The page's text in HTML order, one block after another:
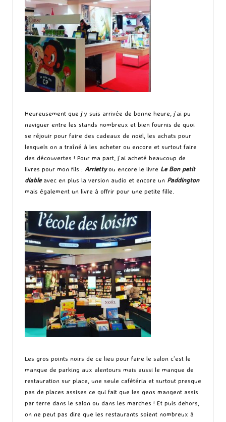
Heureusement que j’y suis arrivée de bonne heure, j’ai pu
naviguer entre les stands nombreux et bien fournis de quoi
se réjouir pour faire des cadeaux de noël, les achats pour
lesquels on a traîné à les acheter ou encore et surtout faire
des découvertes ! Pour ma part, j’ai acheté beaucoup de
livres pour mon fils : Arrietty ou encore le livre Le Bon petit
diable avec en plus la version audio et encore un Paddington
mais également un livre à offrir pour une petite fille.
Les gros points noirs de ce lieu pour faire le salon c’est le
manque de parking aux alentours mais aussi le manque de
restauration sur place, une seule cafétéria et surtout presque
pas de places assises ce qui fait que les gens mangent assis
par terre dans le salon ou dans les marches ! Et puis dehors,
on ne peut pas dire que les restaurants soient nombreux à